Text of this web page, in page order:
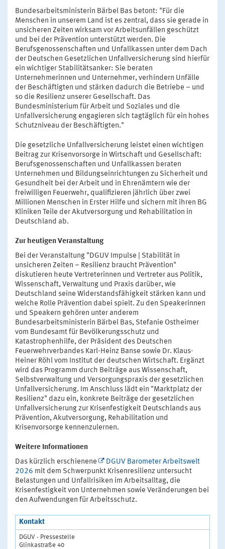
Bundesarbeitsministerin Bärbel Bas betont: "Für die
Menschen in unserem Land ist es zentral, dass sie gerade in
unsicheren Zeiten wirksam vor Arbeitsunfällen geschützt
und bei der Prävention unterstützt werden. Die
Berufsgenossenschaften und Unfallkassen unter dem Dach
der Deutschen Gesetzlichen Unfallversicherung sind hierfür
ein wichtiger Stabilitätsanker: Sie beraten
Unternehmerinnen und Unternehmer, verhindern Unfälle
der Beschäftigten und stärken dadurch die Betriebe – und
so die Resilienz unserer Gesellschaft. Das
Bundesministerium für Arbeit und Soziales und die
Unfallversicherung engagieren sich tagtäglich für ein hohes
Schutzniveau der Beschäftigten."
Die gesetzliche Unfallversicherung leistet einen wichtigen
Beitrag zur Krisenvorsorge in Wirtschaft und Gesellschaft:
Berufsgenossenschaften und Unfallkassen beraten
Unternehmen und Bildungseinrichtungen zu Sicherheit und
Gesundheit bei der Arbeit und in Ehrenämtern wie der
freiwilligen Feuerwehr, qualifizieren jährlich über zwei
Millionen Menschen in Erster Hilfe und sichern mit ihren BG
Kliniken Teile der Akutversorgung und Rehabilitation in
Deutschland ab.
Zur heutigen Veranstaltung
Bei der Veranstaltung "DGUV Impulse | Stabilität in
unsicheren Zeiten – Resilienz braucht Prävention"
diskutieren heute Vertreterinnen und Vertreter aus Politik,
Wissenschaft, Verwaltung und Praxis darüber, wie
Deutschland seine Widerstandsfähigkeit stärken kann und
welche Rolle Prävention dabei spielt. Zu den Speakerinnen
und Speakern gehören unter anderem
Bundesarbeitsministerin Bärbel Bas, Stefanie Ostheimer
vom Bundesamt für Bevölkerungsschutz und
Katastrophenhilfe, der Präsident des Deutschen
Feuerwehrverbandes Karl-Heinz Banse sowie Dr. Klaus-
Heiner Röhl vom Institut der deutschen Wirtschaft. Ergänzt
wird das Programm durch Beiträge aus Wissenschaft,
Selbstverwaltung und Versorgungspraxis der gesetzlichen
Unfallversicherung. Im Anschluss lädt ein "Marktplatz der
Resilienz" dazu ein, konkrete Beiträge der gesetzlichen
Unfallversicherung zur Krisenfestigkeit Deutschlands aus
Prävention, Akutversorgung, Rehabilitation und
Krisenvorsorge kennenzulernen.
Weitere Informationen
Das kürzlich erschienene
DGUV Barometer Arbeitswelt
2026 mit dem Schwerpunkt Krisenresilienz untersucht
Belastungen und Unfallrisiken im Arbeitsalltag, die
Krisenfestigkeit von Unternehmen sowie Veränderungen bei
den Aufwendungen für Arbeitsschutz.
Kontakt
DGUV - Pressestelle
Glinkastraße 40